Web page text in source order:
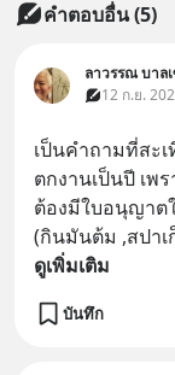
คำตอบอื่น(5)
ลาวรรณ บาล
12 ก.ย.
เป็นคำถามที่สะ
ตกงานเป็นปี เพ
ต้องมีใบอนุญาต
(กินมันต้ม ,สปาเ
ดูเพิ่มเติม
บันทึก